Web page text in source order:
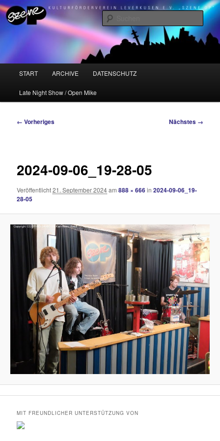
Zum
primären
Inhalt
Szene OP
Kulturförderverein Leverkusen e.V. "Szene OP"
START ARCHIVE DATENSCHUTZ
Late Night Show / Open Mike
Bilder-
← Vorheriges Nächstes →
2024-09-06_19-28-05
Veröffentlicht21. September 2024am888 × 666in2024-09-06_19-
28-05
MIT FREUNDLICHER UNTERSTÜTZUNG VON